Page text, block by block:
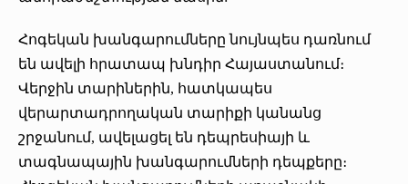
Հոգեկան խանգարումները նույնպես դառնում
են ավելի հրատապ խնդիր Հայաստանում։
Վերջին տարիներին, հատկապես
վերարտադրողական տարիքի կանանց
շրջանում, ավելացել են դեպրեսիայի և
տագնապային խանգարումների դեպքերը։